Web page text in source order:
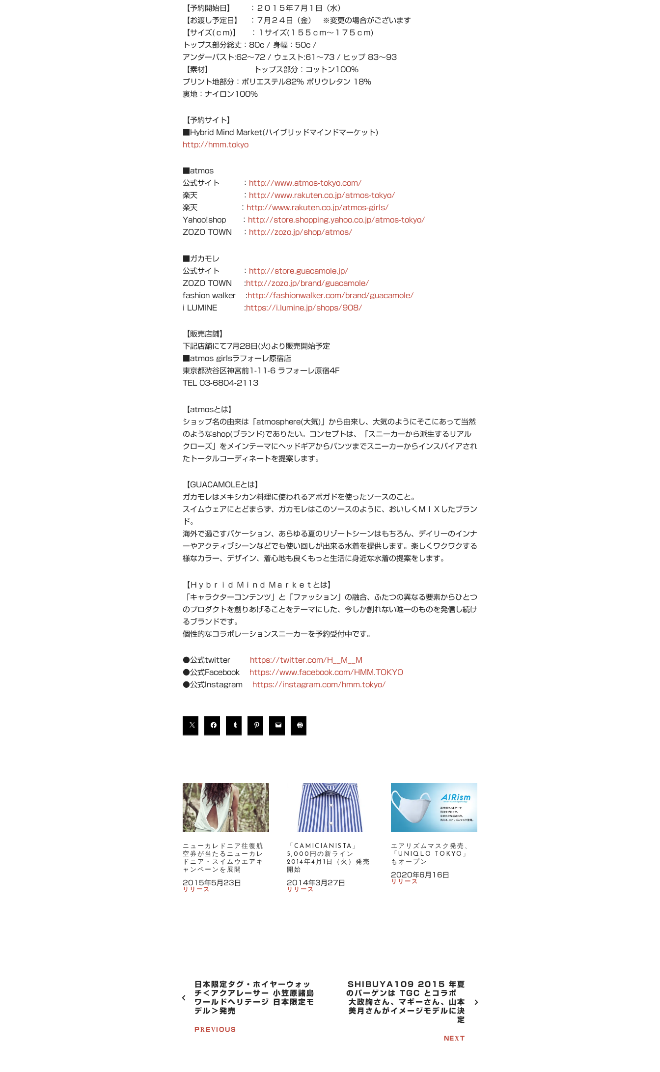
【予約開始日】 ：２０１５年７月１日（水）
【お渡し予定日】 ：７月２４日（金） ※変更の場合がございます
【サイズ(ｃｍ)】 ：１サイズ(１５５ｃｍ～１７５ｃｍ)
トップス部分総丈：80c / 身幅：50c /
アンダーバスト:62〜72 / ウェスト:61〜73 / ヒップ 83〜93
【素材】 トップス部分：コットン100%
プリント地部分：ポリエステル82% ポリウレタン 18%
裏地：ナイロン100%
【予約サイト】
■Hybrid Mind Market(ハイブリッドマインドマーケット)
http://hmm.tokyo
■atmos
公式サイト ： http://www.atmos-tokyo.com/
楽天 ： http://www.rakuten.co.jp/atmos-tokyo/
楽天 ： http://www.rakuten.co.jp/atmos-girls/
Yahoo!shop ： http://store.shopping.yahoo.co.jp/atmos-tokyo/
ZOZO TOWN ： http://zozo.jp/shop/atmos/
■ガカモレ
公式サイト ： http://store.guacamole.jp/
ZOZO TOWN : http://zozo.jp/brand/guacamole/
fashion walker : http://fashionwalker.com/brand/guacamole/
i LUMINE : https://i.lumine.jp/shops/908/
【販売店舗】
下記店舗にて7月28日(火)より販売開始予定
■atmos girlsラフォーレ原宿店
東京都渋谷区神宮前1-11-6 ラフォーレ原宿4F
TEL 03-6804-2113
【atmosとは】
ショップ名の由来は「atmosphere(大気)」から由来し、大気のようにそこにあって当然
のようなshop(ブランド)でありたい。コンセプトは、「スニーカーから派生するリアル
クローズ」をメインテーマにヘッドギアからパンツまでスニーカーからインスパイアされ
たトータルコーディネートを提案します。
【GUACAMOLEとは】
ガカモレはメキシカン料理に使われるアボガドを使ったソースのこと。
スイムウェアにとどまらず、ガカモレはこのソースのように、おいしくＭＩＸしたブラン
ド。
海外で過ごすバケーション、あらゆる夏のリゾートシーンはもちろん、デイリーのインナ
ーやアクティブシーンなどでも使い回しが出来る水着を提供します。楽しくワクワクする
様なカラー、デザイン、着心地も良くもっと生活に身近な水着の提案をします。
【Ｈｙｂｒｉｄ Ｍｉｎｄ Ｍａｒｋｅｔとは】
「キャラクターコンテンツ」と「ファッション」の融合、ふたつの異なる要素からひとつ
のプロダクトを創りあげることをテーマにした、今しか創れない唯一のものを発信し続け
るブランドです。
個性的なコラボレーションスニーカーを予約受付中です。
●公式twitter
https://twitter.com/H__M__M
●公式Facebook
https://www.facebook.com/HMM.TOKYO
●公式Instagram
https://instagram.com/hmm.tokyo/
ニューカレドニア往復航
空券が当たるニューカレ
ドニア・スイムウエアキ
ャンペーンを展開
2015年5月23日
リリース
「CAMICIANISTA」
5,000円の新ライン
2014年4月1日（火）発売
開始
2014年3月27日
リリース
エアリズムマスク発売、
「UNIQLO TOKYO」
もオープン
2020年6月16日
リリース
O
S
日本限定タグ・ホイヤーウォッ
チ＜アクアレーサー 小笠原諸島
ワールドヘリテージ 日本限定モ
デル＞発売
PREVIOUS
SHIBUYA109 2015 年夏
のバーゲンは TGC とコラボ
大政絢さん、マギーさん、山本
美月さんがイメージモデルに決
定
NEXT